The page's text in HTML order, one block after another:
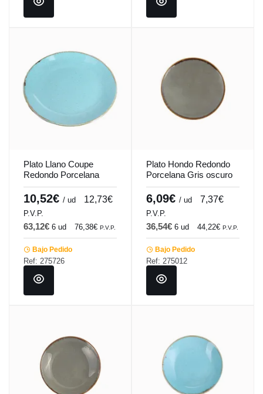
Plato Llano Coupe
Redondo Porcelana
Turquesa 28 Cm
Seasons Porland
10,52€ / ud 12,73€
P.V.P.
63,12€ 6 ud 76,38€ P.V.P.
Bajo Pedido
Ref: 275726
Plato Hondo Redondo
Porcelana Gris oscuro
20 Cm Seasons
Porland
6,09€ / ud 7,37€
P.V.P.
36,54€ 6 ud 44,22€ P.V.P.
Bajo Pedido
Ref: 275012